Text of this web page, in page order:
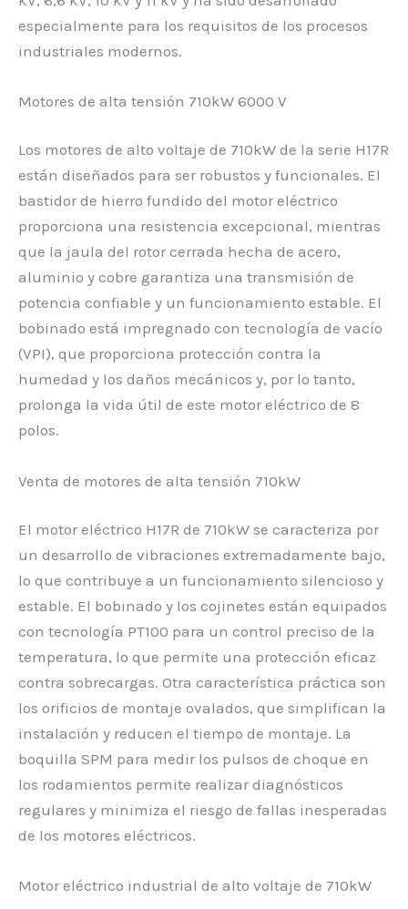
especialmente para los requisitos de los procesos
industriales modernos.
Motores de alta tensión 710kW 6000 V
Los motores de alto voltaje de 710kW de la serie H17R
están diseñados para ser robustos y funcionales. El
bastidor de hierro fundido del motor eléctrico
proporciona una resistencia excepcional, mientras
que la jaula del rotor cerrada hecha de acero,
aluminio y cobre garantiza una transmisión de
potencia confiable y un funcionamiento estable. El
bobinado está impregnado con tecnología de vacío
(VPI), que proporciona protección contra la
humedad y los daños mecánicos y, por lo tanto,
prolonga la vida útil de este motor eléctrico de 8
polos.
Venta de motores de alta tensión 710kW
El motor eléctrico H17R de 710kW se caracteriza por
un desarrollo de vibraciones extremadamente bajo,
lo que contribuye a un funcionamiento silencioso y
estable. El bobinado y los cojinetes están equipados
con tecnología PT100 para un control preciso de la
temperatura, lo que permite una protección eficaz
contra sobrecargas. Otra característica práctica son
los orificios de montaje ovalados, que simplifican la
instalación y reducen el tiempo de montaje. La
boquilla SPM para medir los pulsos de choque en
los rodamientos permite realizar diagnósticos
regulares y minimiza el riesgo de fallas inesperadas
de los motores eléctricos.
Motor eléctrico industrial de alto voltaje de 710kW